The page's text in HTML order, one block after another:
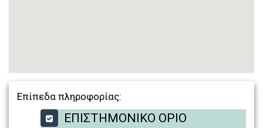
Επίπεδα πληροφορίας:
ΕΠΙΣΤΗΜΟΝΙΚΟ ΟΡΙΟ